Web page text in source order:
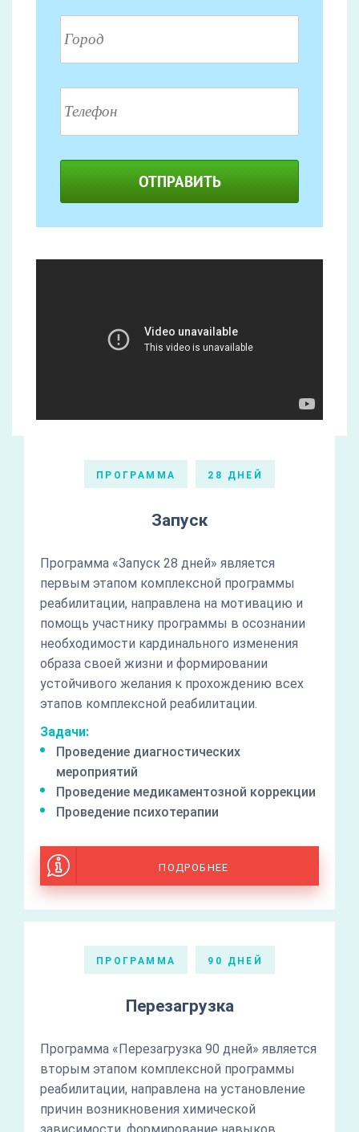
ОТПРАВИТЬ
ПРОГРАММА 28 ДНЕЙ
Запуск
Программа «Запуск 28 дней» является
первым этапом комплексной программы
реабилитации, направлена на мотивацию и
помощь участнику программы в осознании
необходимости кардинального изменения
образа своей жизни и формировании
устойчивого желания к прохождению всех
этапов комплексной реабилитации.
Задачи:
Проведение диагностических
мероприятий
Проведение медикаментозной коррекции
Проведение психотерапии
ПОДРОБНЕЕ
ПРОГРАММА 90 ДНЕЙ
Перезагрузка
Программа «Перезагрузка 90 дней» является
вторым этапом комплексной программы
реабилитации, направлена на установление
причин возникновения химической